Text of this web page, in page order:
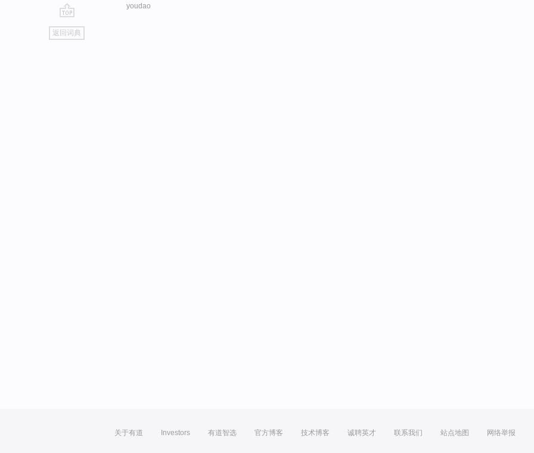
go
top
返回词典
youdao
关于有道 Investors 有道智选 官方博客 技术博客 诚聘英才 联系我们 站点地图 网络举报